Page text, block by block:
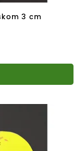
3 cm